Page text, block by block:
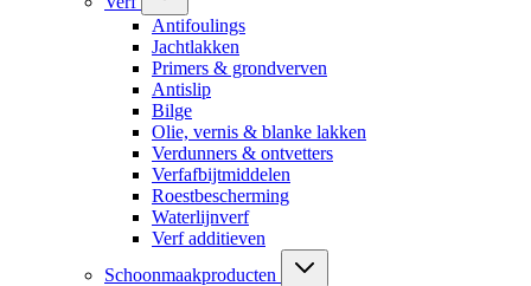
Antifoulings
Jachtlakken
Primers & grondverven
Antislip
Bilge
Olie, vernis & blanke lakken
Verdunners & ontvetters
Verfafbijtmiddelen
Roestbescherming
Waterlijnverf
Verf additieven
Schoonmaakproducten